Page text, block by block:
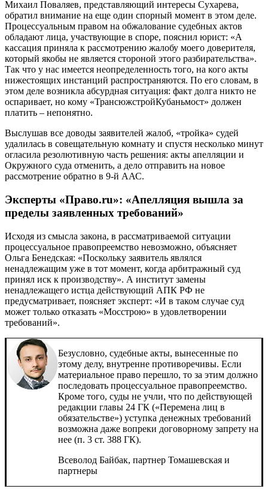
Михаил Поваляев, представляющий интересы Сухарева,
обратил внимание на еще один спорный момент в этом деле.
Процессуальным правом на обжалование судебных актов
обладают лица, участвующие в споре, пояснил юрист: «А
кассация приняла к рассмотрению жалобу моего доверителя,
который якобы не является стороной этого разбирательства».
Так что у нас имеется неопределенность того, на кого акты
нижестоящих инстанций распространяются. По его словам, в
этом деле возникла абсурдная ситуация: факт долга никто не
оспаривает, но кому «ТрансюжстройКубаньмост» должен
платить – непонятно.
Выслушав все доводы заявителей жалоб, «тройка» судей
удалилась в совещательную комнату и спустя несколько минут
огласила резолютивную часть решения: акты апелляции и
Окружного суда отменить, а дело отправить на новое
рассмотрение обратно в 9-й ААС.
Эксперты «Право.ru»: «Апелляция вышла за
пределы заявленных требований»
Исходя из смысла закона, в рассматриваемой ситуации
процессуальное правопреемство невозможно, объясняет
Ольга Бенедская: «Поскольку заявитель являлся
ненадлежащим уже в тот момент, когда арбитражный суд
принял иск к производству». А институт замены
ненадлежащего истца действующий АПК РФ не
предусматривает, поясняет эксперт: «И в таком случае суд
может только отказать «Мосстрою» в удовлетворении
требований».
Безусловно, судебные акты, вынесенные по
этому делу, внутренне противоречивы. Если
материальное право перешло, то за этим должно
последовать процессуальное правопреемство.
Кроме того, суды не учли, что по действующей
редакции главы 24 ГК («Перемена лиц в
обязательстве») уступка денежных требований
возможна даже вопреки договорному запрету на
нее (п. 3 ст. 388 ГК).
Всеволод Байбак, партнер Томашевская и
партнеры